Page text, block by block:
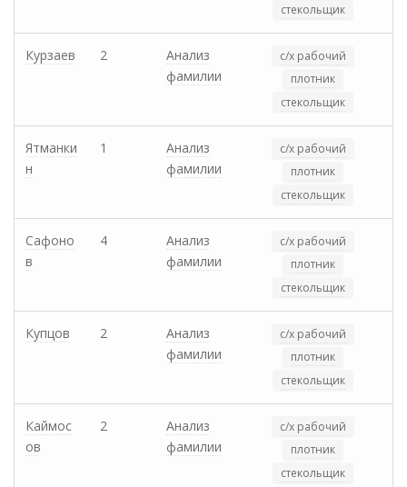
стекольщик
Курзаев 2
Анализ
фамилии
с/х рабочий
плотник
стекольщик
Ятманки
н
1
Анализ
фамилии
с/х рабочий
плотник
стекольщик
Сафоно
в
4
Анализ
фамилии
с/х рабочий
плотник
стекольщик
Купцов 2
Анализ
фамилии
с/х рабочий
плотник
стекольщик
Каймос
ов
2
Анализ
фамилии
с/х рабочий
плотник
стекольщик